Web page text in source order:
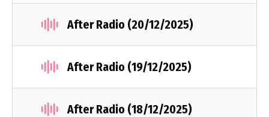
After Radio (20/12/2025)
After Radio (19/12/2025)
After Radio (18/12/2025)